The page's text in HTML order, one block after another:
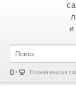
и
Полная версия